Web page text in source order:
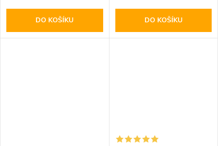
DO KOŠÍKU DO KOŠÍKU